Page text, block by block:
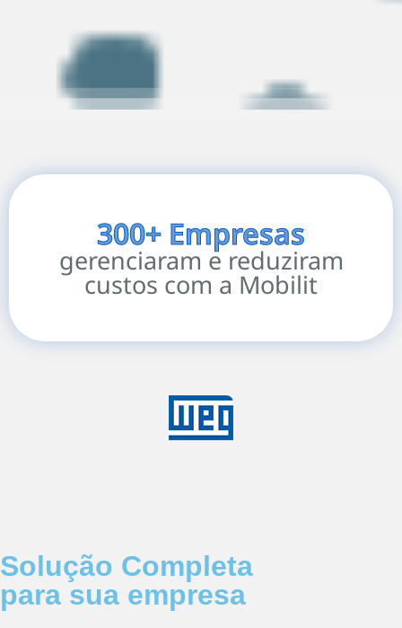
300+ Empresas
gerenciaram e reduziram
custos com a Mobilit
Solução Completa
para sua empresa